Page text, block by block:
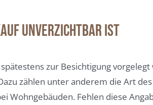
unverzichtbar ist
zur Besichtigung
zählen unter anderem die Art
Wohngebäuden. Fehlen diese